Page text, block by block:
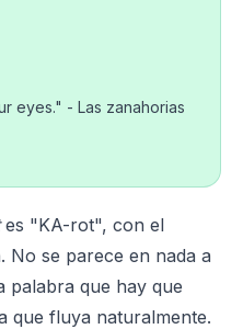
eyes." - Las zanahorias
es "KA-rot", con el
No se parece en nada a
palabra que hay que
que fluya naturalmente.